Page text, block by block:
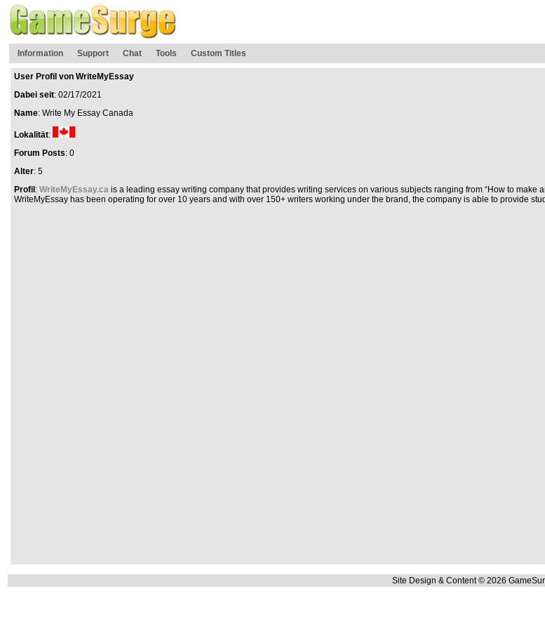
Information Support Chat Tools Custom Titles
User Profil von WriteMyEssay
Dabei seit: 02/17/2021
Name: Write My Essay Canada
Lokalität:
Forum Posts: 0
Alter: 5
Profil : WriteMyEssay.ca is a leading essay writing company that provides writing services on various subjects ranging from “How to make
WriteMyEssay has been operating for over 10 years and with over 150+ writers working under the brand, the company is able to provide
Site Design & Content © 2026